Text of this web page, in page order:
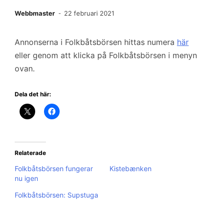
Webbmaster 22 februari 2021
Annonserna i Folkbåtsbörsen hittas numera här
eller genom att klicka på Folkbåtsbörsen i menyn
ovan.
Dela det här:
Relaterade
Folkbåtsbörsen fungerar
nu igen
Kistebænken
Folkbåtsbörsen: Supstuga